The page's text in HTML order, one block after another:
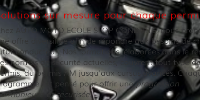
sur mesure pour chaque
AUTO MOTO ECOLE STOP CONDUITE, nous
offre diversifiée afin de répondre aux besoins de
conducteur. Nos formations, élaborées dans le
normes de sécurité actuelles, couvrent tout type
du permis AM jusqu'aux cursus avancés.
est pensé pour offrir uneprogression
et sécurisée.